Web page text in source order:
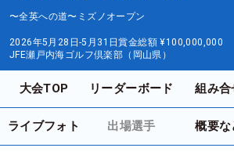
〜全英への道〜ミズノオープン
2026年5月28日-5月31日賞金総額 ¥100,000,000
JFE瀬戸内海ゴルフ倶楽部（岡山県）
大会TOP リーダーボード 組み合
ライブフォト 出場選手 概要な